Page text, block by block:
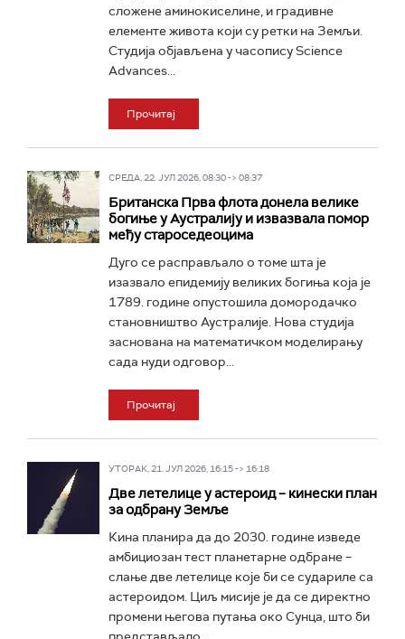
сложене аминокиселине, и градивне
елементе живота који су ретки на Земљи.
Студија објављена у часопису Science
Advances...
Прочитај
СРЕДА, 22. ЈУЛ 2026, 08:30 -> 08:37
Британска Прва флота донела велике
богиње у Аустралију и извазвала помор
међу староседеоцима
Дуго се расправљало о томе шта је
изазвало епидемију великих богиња која је
1789. године опустошила домородачко
становништво Аустралије. Нова студија
заснована на математичком моделирању
сада нуди одговор...
Прочитај
УТОРАК, 21. ЈУЛ 2026, 16:15 -> 16:18
Две летелице у астероид – кинески план
за одбрану Земље
Кина планира да до 2030. године изведе
амбициозан тест планетарне одбране –
слање две летелице које би се судариле са
астероидом. Циљ мисије је да се директно
промени његова путања око Сунца, што би